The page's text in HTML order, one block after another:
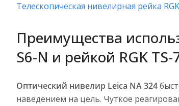
Телескопическая нивелирная рейка
Преимущества
S6-N и рейкой RGK TS-
Оптический нивелир Leica NA 324
наведением на цель. Чуткое